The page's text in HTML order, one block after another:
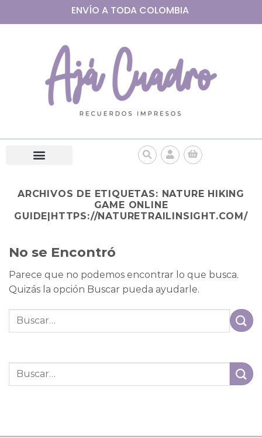
ENVÍO A TODA COLOMBIA
ARCHIVOS DE ETIQUETAS: NATURE HIKING
GAME ONLINE
GUIDE|HTTPS://NATURETRAILINSIGHT.COM/
No se Encontró
Parece que no podemos encontrar lo que busca.
Quizás la opción Buscar pueda ayudarle.